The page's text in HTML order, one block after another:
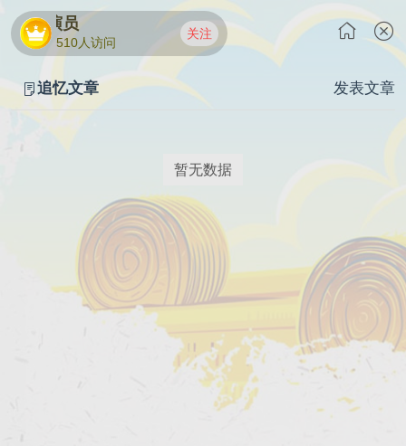
东燃-演员
510人访问
关注
追忆文章 发表文章
暂无数据